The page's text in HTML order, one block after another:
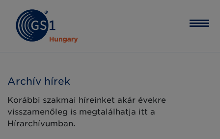
Archív hírek
Korábbi szakmai híreinket akár évekre
visszamenőleg is megtalálhatja itt a
Hírarchívumban.